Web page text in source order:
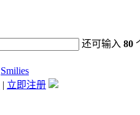
还可输入80
Smilies
| 立即注册